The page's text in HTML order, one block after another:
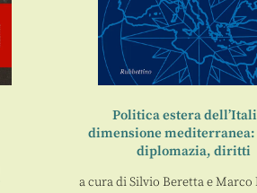
Politica estera
dimensione
diplomazia, diritti
a cura diSilvio BerettaeMarco